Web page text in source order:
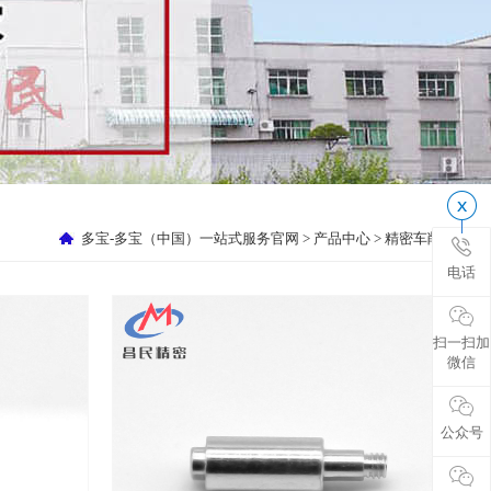
多宝-多宝（中国）一站式服务官网 > 产品中心 > 精密车削件
电话
扫一扫加
微信
公众号